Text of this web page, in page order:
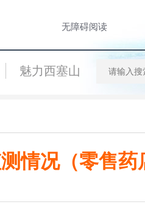
无障碍阅读
魅力西塞山
情况（零售药